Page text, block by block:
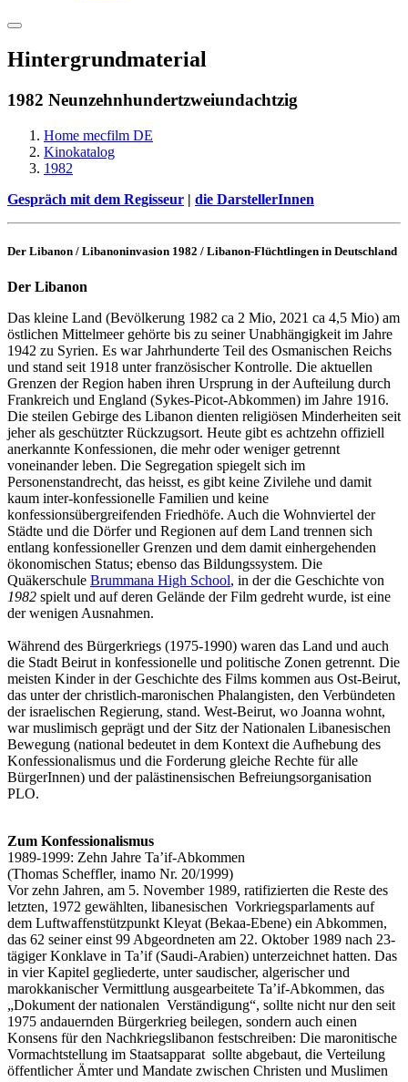
Hintergrundmaterial
1982 Neunzehnhundertzweiundachtzig
Home mecfilm DE
Kinokatalog
1982
Gespräch mit dem Regisseur | die DarstellerInnen
Der Libanon / Libanoninvasion 1982 / Libanon-Flüchtlingen in Deutschland
Der Libanon
Das kleine Land (Bevölkerung 1982 ca 2 Mio, 2021 ca 4,5 Mio) am
östlichen Mittelmeer gehörte bis zu seiner Unabhängigkeit im Jahre
1942 zu Syrien. Es war Jahrhunderte Teil des Osmanischen Reichs
und stand seit 1918 unter französischer Kontrolle. Die aktuellen
Grenzen der Region haben ihren Ursprung in der Aufteilung durch
Frankreich und England (Sykes-Picot-Abkommen) im Jahre 1916.
Die steilen Gebirge des Libanon dienten religiösen Minderheiten seit
jeher als geschützter Rückzugsort. Heute gibt es achtzehn offiziell
anerkannte Konfessionen, die mehr oder weniger getrennt
voneinander leben. Die Segregation spiegelt sich im
Personenstandrecht, das heisst, es gibt keine Zivilehe und damit
kaum inter-konfessionelle Familien und keine
konfessionsübergreifenden Friedhöfe. Auch die Wohnviertel der
Städte und die Dörfer und Regionen auf dem Land trennen sich
entlang konfessioneller Grenzen und dem damit einhergehenden
ökonomischen Status; ebenso das Bildungssystem. Die
Quäkerschule Brummana High School, in der die Geschichte von
1982 spielt und auf deren Gelände der Film gedreht wurde, ist eine
der wenigen Ausnahmen.
Während des Bürgerkriegs (1975-1990) waren das Land und auch
die Stadt Beirut in konfessionelle und politische Zonen getrennt. Die
meisten Kinder in der Geschichte des Films kommen aus Ost-Beirut,
das unter der christlich-maronischen Phalangisten, den Verbündeten
der israelischen Regierung, stand. West-Beirut, wo Joanna wohnt,
war muslimisch geprägt und der Sitz der Nationalen Libanesischen
Bewegung (national bedeutet in dem Kontext die Aufhebung des
Konfessionalismus und die Forderung gleiche Rechte für alle
BürgerInnen) und der palästinensischen Befreiungsorganisation
PLO.
Zum Konfessionalismus
1989-1999: Zehn Jahre Ta’if-Abkommen
(Thomas Scheffler, inamo Nr. 20/1999)
Vor zehn Jahren, am 5. November 1989, ratifizierten die Reste des
letzten, 1972 gewählten, libanesischen Vorkriegsparlaments auf
dem Luftwaffenstützpunkt Kleyat (Bekaa-Ebene) ein Abkommen,
das 62 seiner einst 99 Abgeordneten am 22. Oktober 1989 nach 23-
tägiger Konklave in Ta’if (Saudi-Arabien) unterzeichnet hatten. Das
in vier Kapitel gegliederte, unter saudischer, algerischer und
marokkanischer Vermittlung ausgearbeitete Ta’if-Abkommen, das
„Dokument der nationalen Verständigung“, sollte nicht nur den seit
1975 andauernden Bürgerkrieg beilegen, sondern auch einen
Konsens für den Nachkriegslibanon festschreiben: Die maronitische
Vormachtstellung im Staatsapparat sollte abgebaut, die Verteilung
öffentlicher Ämter und Mandate zwischen Christen und Muslimen